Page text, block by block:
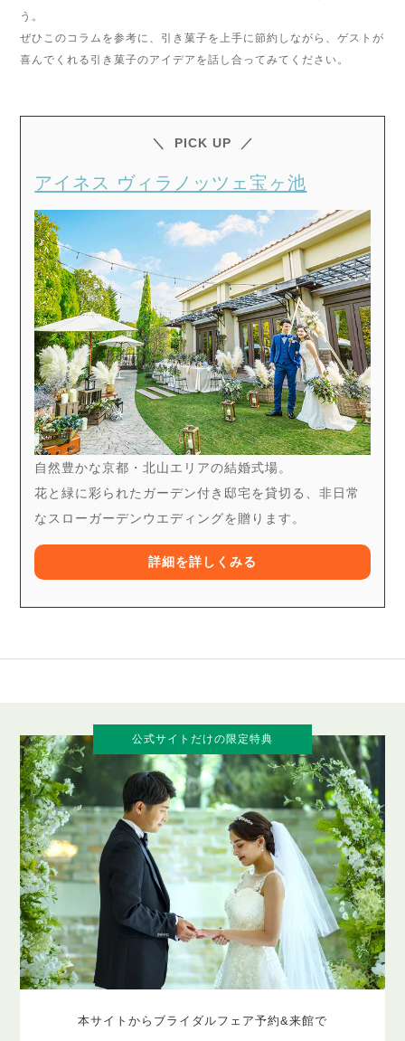
う。
ぜひこのコラムを参考に、引き菓子を上手に節約しながら、ゲストが
喜んでくれる引き菓子のアイデアを話し合ってみてください。
PICK UP
アイネス ヴィラノッツェ宝ヶ池
自然豊かな京都・北山エリアの結婚式場。
花と緑に彩られたガーデン付き邸宅を貸切る、非日常
なスローガーデンウエディングを贈ります。
詳細を詳しくみる
公式サイトだけの限定特典
本サイトからブライダルフェア予約&来館で